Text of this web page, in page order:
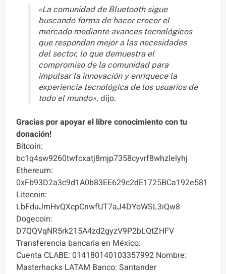
«La comunidad de Bluetooth sigue
buscando forma de hacer crecer el
mercado mediante avances tecnológicos
que respondan mejor a las necesidades
del sector, lo que demuestra el
compromiso de la comunidad para
impulsar la innovación y enriquece la
experiencia tecnológica de los usuarios de
todo el mundo», dijo.
Gracias por apoyar el libre conocimiento con tu
donación!
Bitcoin:
bc1q4sw9260twfcxatj8mjp7358cyvrf8whzlelyhj
Ethereum:
0xFb93D2a3c9d1A0b83EE629c2dE1725BCa192e581
Litecoin:
LbFduJmHvQXcpCnwfUT7aJ4DYoWSL3iQw8
Dogecoin:
D7QQVqNR5rk215A4zd2gyzV9P2bLQtZHFV
Transferencia bancaria en México:
Cuenta CLABE: 014180140103357992 Nombre:
Masterhacks LATAM Banco: Santander